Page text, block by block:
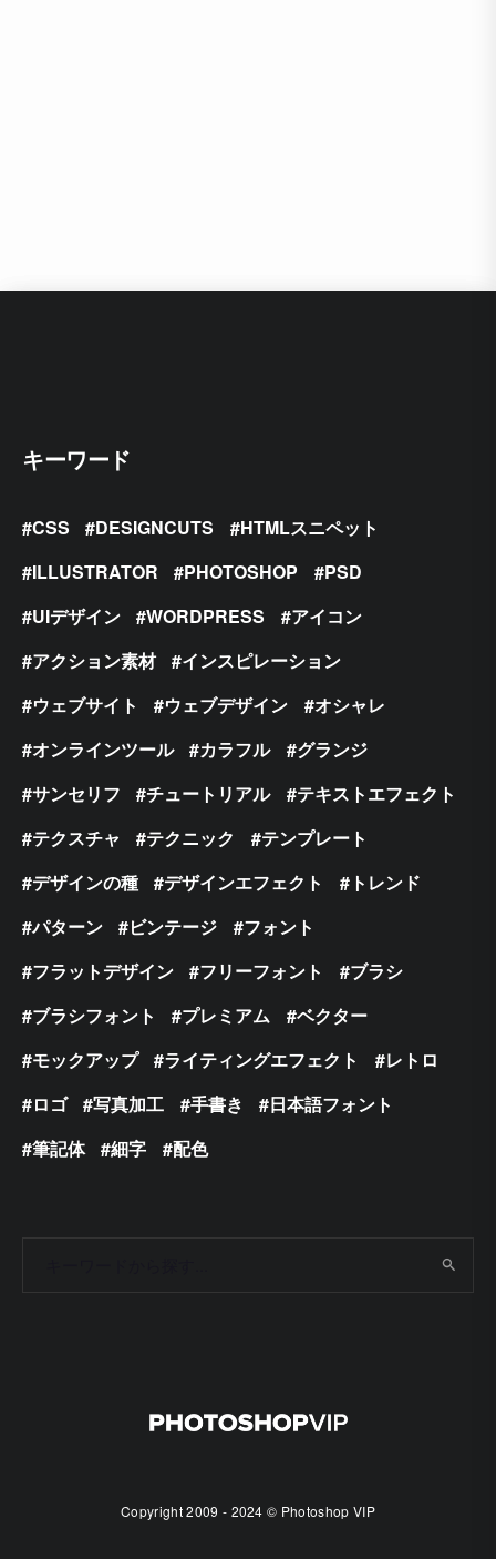
キーワード
CSS DESIGNCUTS
HTMLスニペット
ILLUSTRATOR
PHOTOSHOP
PSD
UIデザイン
WORDPRESS
アイコン
アクション素材
インスピレーション
ウェブサイト
ウェブデザイン
オシャレ
オンラインツール
カラフル
グランジ
サンセリフ
チュートリアル
テキストエフェクト
テクスチャ
テクニック
テンプレート
デザインの種
デザインエフェクト
トレンド
パターン
ビンテージ
フォント
フラットデザイン
フリーフォント
ブラシ
ブラシフォント
プレミアム
ベクター
モックアップ
ライティングエフェクト
レトロ
ロゴ
写真加工 手書き
日本語フォント
筆記体
細字 配色
Copyright 2009 - 2024 © Photoshop VIP